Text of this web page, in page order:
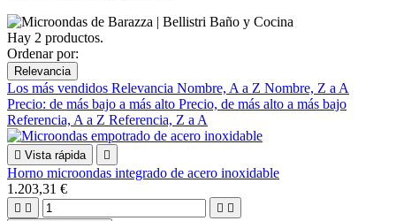
Hay 2 productos.
Ordenar por:
Relevancia
Los más vendidos Relevancia Nombre, A a Z Nombre, Z a A
Precio: de más bajo a más alto Precio, de más alto a más bajo
Referencia, A a Z Referencia, Z a A
 Vista rápida 
Horno microondas integrado de acero inoxidable
1.203,31 €
   